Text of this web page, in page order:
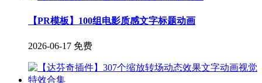
【PR模板】100组电影质感文字标题动画
2026-06-17 免费